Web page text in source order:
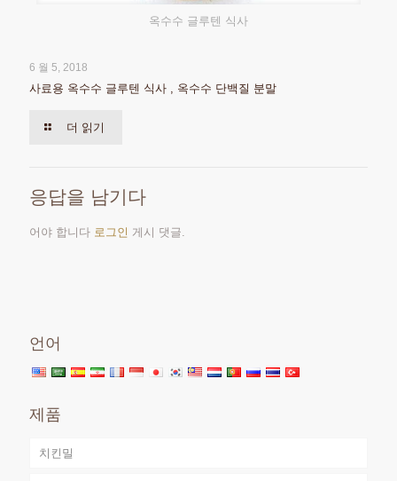
옥수수 글루텐 식사
6 월 5, 2018
사료용 옥수수 글루텐 식사 , 옥수수 단백질 분말
더 읽기
응답을 남기다
어야 합니다 로그인 게시 댓글.
언어
제품
치킨밀